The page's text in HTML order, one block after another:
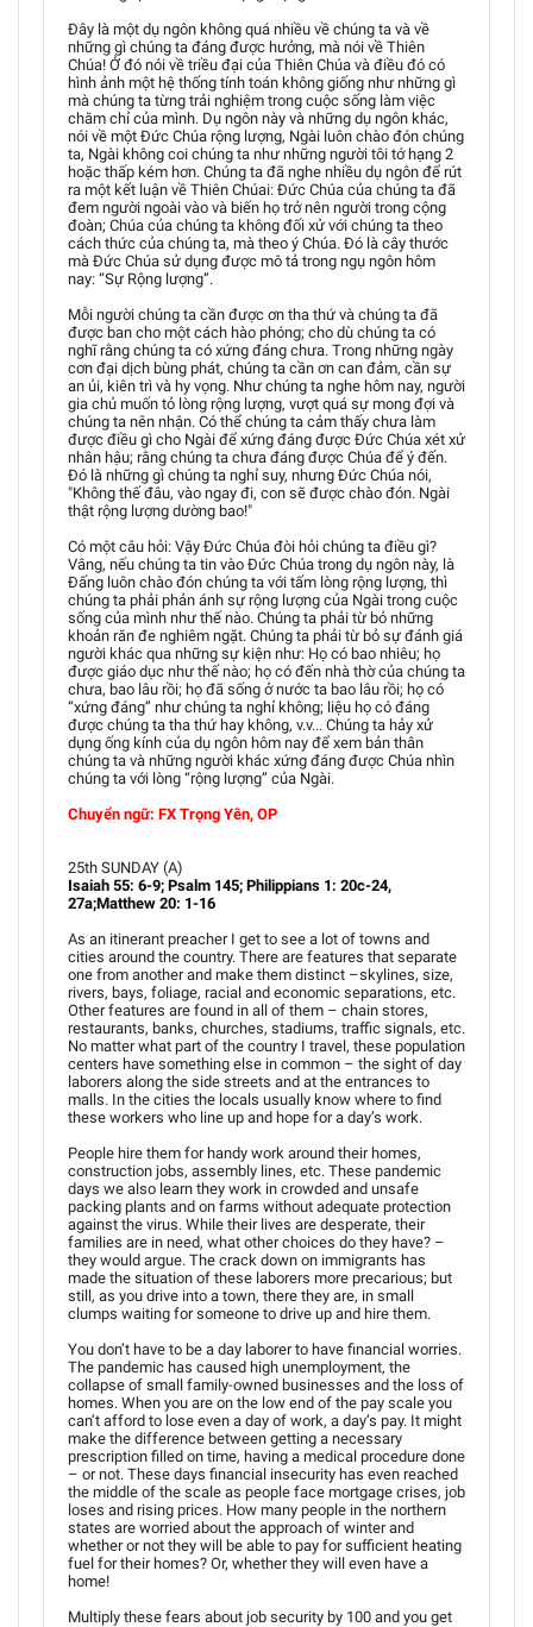
Đây là một dụ ngôn không quá nhiều về chúng ta và về
những gì chúng ta đáng được hưởng, mà nói về Thiên
Chúa! Ở đó nói về triều đại của Thiên Chúa và điều đó có
hình ảnh một hệ thống tính toán không giống như những gì
mà chúng ta từng trải nghiệm trong cuộc sống làm việc
chăm chỉ của mình. Dụ ngôn này và những dụ ngôn khác,
nói về một Đức Chúa rộng lượng, Ngài luôn chào đón chúng
ta, Ngài không coi chúng ta như những người tôi tớ hạng 2
hoặc thấp kém hơn. Chúng ta đã nghe nhiều dụ ngôn để rút
ra một kết luận về Thiên Chúai: Đức Chúa của chúng ta đã
đem người ngoài vào và biến họ trở nên người trong cộng
đoàn; Chúa của chúng ta không đối xử với chúng ta theo
cách thức của chúng ta, mà theo ý Chúa. Đó là cây thước
mà Đức Chúa sử dụng được mô tả trong ngụ ngôn hôm
nay: “Sự Rộng lượng”.
Mỗi người chúng ta cần được ơn tha thứ và chúng ta đã
được ban cho một cách hào phóng; cho dù chúng ta có
nghĩ rằng chúng ta có xứng đáng chưa. Trong những ngày
cơn đại dịch bùng phát, chúng ta cần ơn can đảm, cần sự
an ủi, kiên trì và hy vọng. Như chúng ta nghe hôm nay, người
gia chủ muốn tỏ lòng rộng lượng, vượt quá sự mong đợi và
chúng ta nên nhận. Có thể chúng ta cảm thấy chưa làm
được điều gì cho Ngài để xứng đáng được Đức Chúa xét xử
nhân hậu; rằng chúng ta chưa đáng được Chúa để ý đến.
Đó là những gì chúng ta nghỉ suy, nhưng Đức Chúa nói,
"Không thế đâu, vào ngay đi, con sẽ được chào đón. Ngài
thật rộng lượng dường bao!"
Có một câu hỏi: Vậy Đức Chúa đòi hỏi chúng ta điều gì?
Vâng, nếu chúng ta tin vào Đức Chúa trong dụ ngôn này, là
Đấng luôn chào đón chúng ta với tấm lòng rộng lượng, thì
chúng ta phải phản ánh sự rộng lượng của Ngài trong cuộc
sống của mình như thế nào. Chúng ta phải từ bỏ những
khoản răn đe nghiêm ngặt. Chúng ta phải từ bỏ sự đánh giá
người khác qua những sự kiện như: Họ có bao nhiêu; họ
được giáo dục như thế nào; họ có đến nhà thờ của chúng ta
chưa, bao lâu rồi; họ đã sống ở nước ta bao lâu rồi; họ có
“xứng đáng” như chúng ta nghỉ không; liệu họ có đáng
được chúng ta tha thứ hay không, v.v... Chúng ta hảy xử
dụng ống kính của dụ ngôn hôm nay để xem bản thân
chúng ta và những người khác xứng đáng được Chúa nhìn
chúng ta với lòng “rộng lượng” của Ngài.
Chuyển ngữ: FX Trọng Yên, OP
25th SUNDAY (A)
Isaiah 55: 6-9; Psalm 145; Philippians 1: 20c-24,
27a;Matthew 20: 1-16
As an itinerant preacher I get to see a lot of towns and
cities around the country. There are features that separate
one from another and make them distinct –skylines, size,
rivers, bays, foliage, racial and economic separations, etc.
Other features are found in all of them – chain stores,
restaurants, banks, churches, stadiums, traffic signals, etc.
No matter what part of the country I travel, these population
centers have something else in common – the sight of day
laborers along the side streets and at the entrances to
malls. In the cities the locals usually know where to find
these workers who line up and hope for a day’s work.
People hire them for handy work around their homes,
construction jobs, assembly lines, etc. These pandemic
days we also learn they work in crowded and unsafe
packing plants and on farms without adequate protection
against the virus. While their lives are desperate, their
families are in need, what other choices do they have? –
they would argue. The crack down on immigrants has
made the situation of these laborers more precarious; but
still, as you drive into a town, there they are, in small
clumps waiting for someone to drive up and hire them.
You don’t have to be a day laborer to have financial worries.
The pandemic has caused high unemployment, the
collapse of small family-owned businesses and the loss of
homes. When you are on the low end of the pay scale you
can’t afford to lose even a day of work, a day’s pay. It might
make the difference between getting a necessary
prescription filled on time, having a medical procedure done
– or not. These days financial insecurity has even reached
the middle of the scale as people face mortgage crises, job
loses and rising prices. How many people in the northern
states are worried about the approach of winter and
whether or not they will be able to pay for sufficient heating
fuel for their homes? Or, whether they will even have a
home!
Multiply these fears about job security by 100 and you get